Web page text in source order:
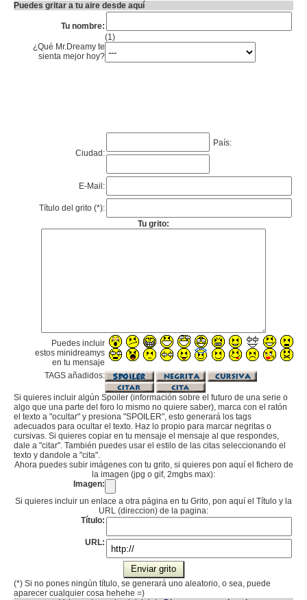
Puedes gritar a tu aire desde aquí
Tu nombre:
(1)
¿Qué Mr.Dreamy te
sienta mejor hoy?
Ciudad:
País:
E-Mail:
Título del grito (*):
Tu grito:
Puedes incluir
estos minidreamys
en tu mensaje
TAGS añadidos:
Si quieres incluir algún Spoiler (información sobre el futuro de una serie o
algo que una parte del foro lo mismo no quiere saber), marca con el ratón
el texto a "ocultar" y presiona "SPOILER", esto generará los tags
adecuados para ocultar el texto. Haz lo propio para marcar negritas o
cursivas. Si quieres copiar en tu mensaje el mensaje al que respondes,
dale a "citar". También puedes usar el estilo de las citas seleccionando el
texto y dandole a "cita".
Ahora puedes subir imágenes con tu grito, si quieres pon aquí el fichero de
la imagen (jpg o gif, 2mgbs max):
Imagen:
Si quieres incluir un enlace a otra página en tu Grito, pon aquí el Título y la
URL (direccion) de la pagina:
Título:
URL:
(*) Si no pones ningún título, se generará uno aleatorio, o sea, puede
aparecer cualquier cosa hehehe =)